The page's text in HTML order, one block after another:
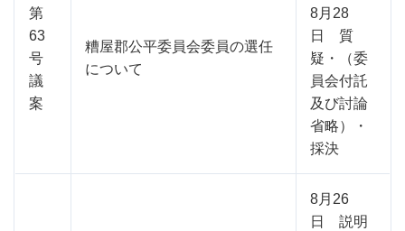
第
63
号
議
案
糟屋郡公平委員会委員の選任
について
8月28
日 質
疑・（委
員会付託
及び討論
省略）・
採決
8月26
日 説明